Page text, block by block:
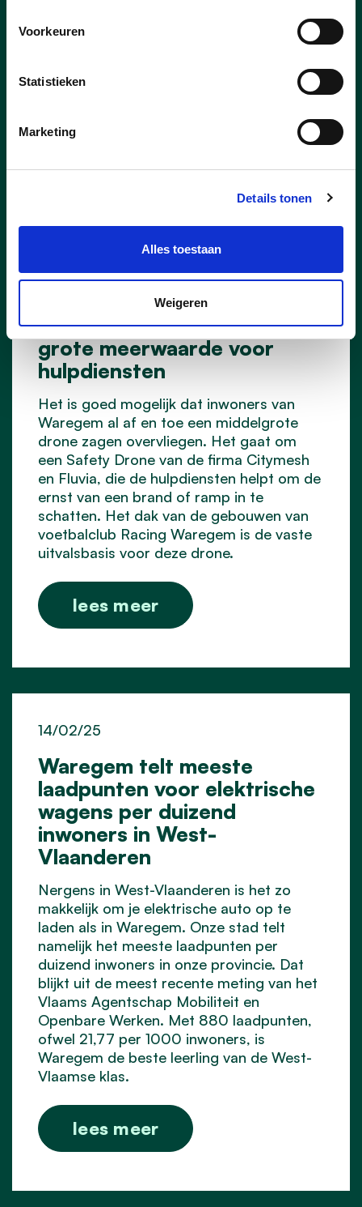
Voorkeuren
Statistieken
Marketing
Details tonen
Alles toestaan
Weigeren
barbecue. Feestende buurten kunnen met
een financieel duwtje in de rug. We gaan
lees meer
Safety Drone in Waregem is
grote meerwaarde voor
hulpdiensten
Het is goed mogelijk dat inwoners van
Waregem al af en toe een middelgrote
drone zagen overvliegen. Het gaat om
een Safety Drone van de firma Citymesh
en Fluvia, die de hulpdiensten helpt om de
ernst van een brand of ramp in te
schatten. Het dak van de gebouwen van
voetbalclub Racing Waregem is de vaste
uitvalsbasis voor deze drone.
lees meer
Waregem telt meeste
laadpunten voor elektrische
wagens per duizend
inwoners in West-
Vlaanderen
14/02/25
Nergens in West-Vlaanderen is het zo
makkelijk om je elektrische auto op te
laden als in Waregem. Onze stad telt
namelijk het meeste laadpunten per
duizend inwoners in onze provincie. Dat
blijkt uit de meest recente meting van het
Vlaams Agentschap Mobiliteit en
Openbare Werken. Met 880 laadpunten,
ofwel 21,77 per 1000 inwoners, is
Waregem de beste leerling van de West-
Vlaamse klas.
lees meer